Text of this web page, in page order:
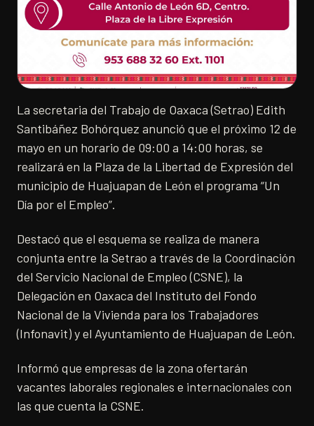
La secretaria del Trabajo de Oaxaca (Setrao) Edith
Santibáñez Bohórquez anunció que el próximo 12 de
mayo en un horario de 09:00 a 14:00 horas, se
realizará en la Plaza de la Libertad de Expresión del
municipio de Huajuapan de León el programa “Un
Día por el Empleo”.
Destacó que el esquema se realiza de manera
conjunta entre la Setrao a través de la Coordinación
del Servicio Nacional de Empleo (CSNE), la
Delegación en Oaxaca del Instituto del Fondo
Nacional de la Vivienda para los Trabajadores
(Infonavit) y el Ayuntamiento de Huajuapan de León.
Informó que empresas de la zona ofertarán
vacantes laborales regionales e internacionales con
las que cuenta la CSNE.